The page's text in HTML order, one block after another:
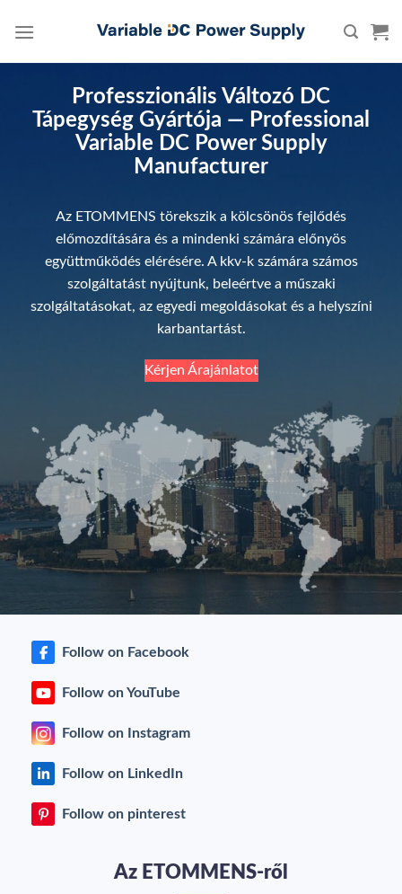
Professzionális Változó DC
Tápegység Gyártója — Professional
Variable DC Power Supply
Manufacturer
Az ETOMMENS törekszik a kölcsönös fejlődés
előmozdítására és a mindenki számára előnyös
együttműködés elérésére. A kkv-k számára számos
szolgáltatást nyújtunk, beleértve a műszaki
szolgáltatásokat, az egyedi megoldásokat és a helyszíni
karbantartást.
Kérjen Árajánlatot
Follow on Facebook
Follow on YouTube
Follow on Instagram
Follow on LinkedIn
Follow on pinterest
Az ETOMMENS-ről